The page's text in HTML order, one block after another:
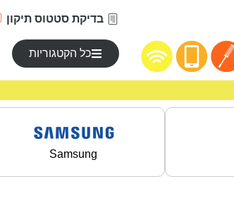
בדיקת סטטוס תיקון
כל הקטגוריות
Samsung